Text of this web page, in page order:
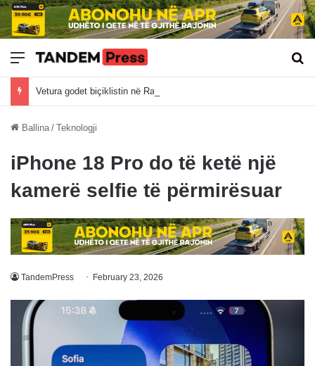
Meny
Vetura godet biçiklistin në Ramjan të Vitisë
Ballina / Teknologji
iPhone 18 Pro do të ketë një
kamerë selfie të përmirësuar
TandemPress February 23, 2026